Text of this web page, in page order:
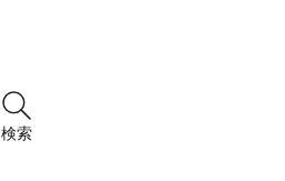
検索